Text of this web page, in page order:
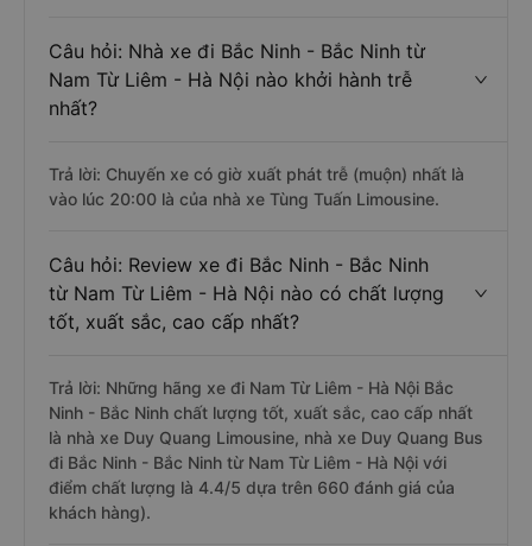
Câu hỏi: Nhà xe đi Bắc Ninh - Bắc Ninh từ
Nam Từ Liêm - Hà Nội nào khởi hành trễ
nhất?
Trả lời: Chuyến xe có giờ xuất phát trễ (muộn) nhất là
vào lúc 20:00 là của nhà xe Tùng Tuấn Limousine.
Câu hỏi: Review xe đi Bắc Ninh - Bắc Ninh
từ Nam Từ Liêm - Hà Nội nào có chất lượng
tốt, xuất sắc, cao cấp nhất?
Trả lời: Những hãng xe đi Nam Từ Liêm - Hà Nội Bắc
Ninh - Bắc Ninh chất lượng tốt, xuất sắc, cao cấp nhất
là nhà xe Duy Quang Limousine, nhà xe Duy Quang Bus
đi Bắc Ninh - Bắc Ninh từ Nam Từ Liêm - Hà Nội với
điểm chất lượng là 4.4/5 dựa trên 660 đánh giá của
khách hàng).